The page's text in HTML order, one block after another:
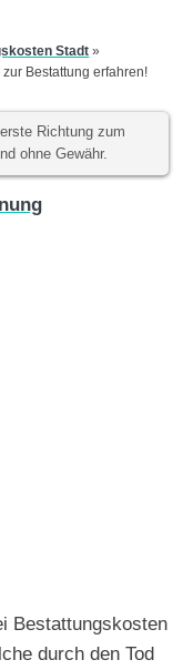
Stadt »
Bestattung erfahren!
Richtung zum
ohne Gewähr.
Bestattungskosten
durch den Tod